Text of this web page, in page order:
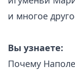
и многое
Вы узнаете:
Почему